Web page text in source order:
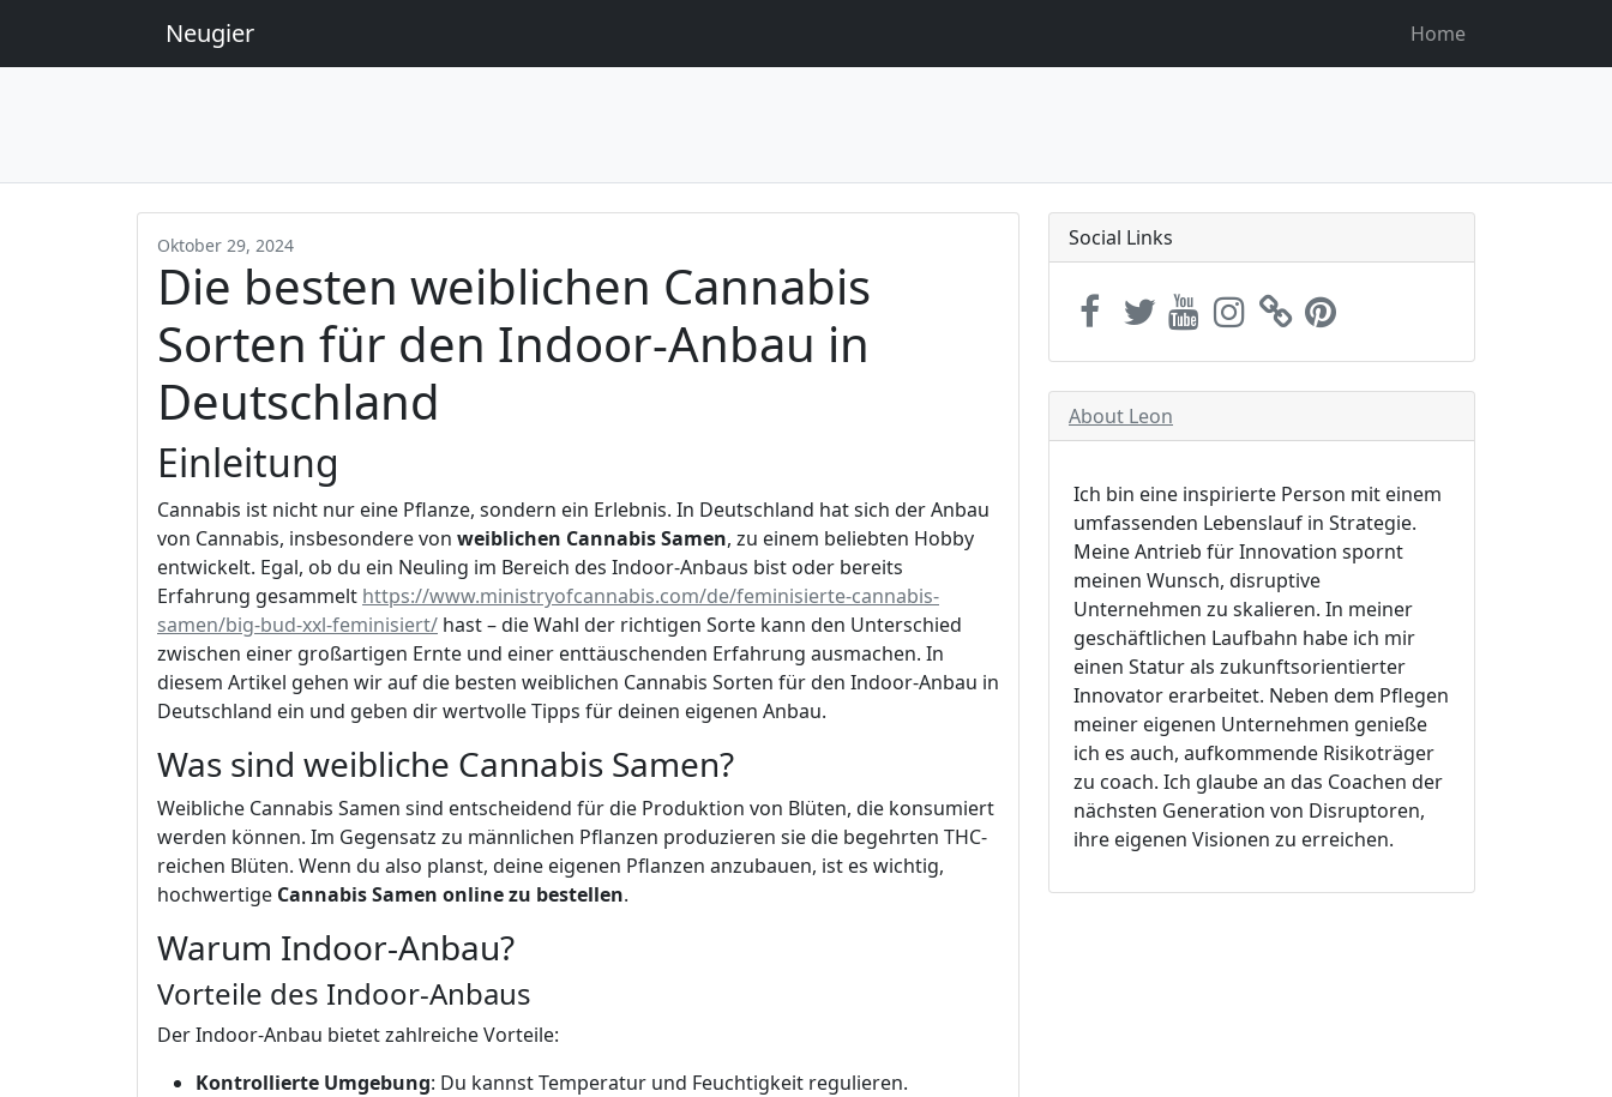
Neugier Home
Oktober 29, 2024
Die besten weiblichen Cannabis
Sorten für den Indoor-Anbau in
Deutschland
Einleitung
Cannabis ist nicht nur eine Pflanze, sondern ein Erlebnis. In Deutschland hat sich der Anbau
von Cannabis, insbesondere von weiblichen Cannabis Samen, zu einem beliebten Hobby
entwickelt. Egal, ob du ein Neuling im Bereich des Indoor-Anbaus bist oder bereits
Erfahrung gesammelt https://www.ministryofcannabis.com/de/feminisierte-cannabis-
samen/big-bud-xxl-feminisiert/ hast – die Wahl der richtigen Sorte kann den Unterschied
zwischen einer großartigen Ernte und einer enttäuschenden Erfahrung ausmachen. In
diesem Artikel gehen wir auf die besten weiblichen Cannabis Sorten für den Indoor-Anbau in
Deutschland ein und geben dir wertvolle Tipps für deinen eigenen Anbau.
Was sind weibliche Cannabis Samen?
Weibliche Cannabis Samen sind entscheidend für die Produktion von Blüten, die konsumiert
werden können. Im Gegensatz zu männlichen Pflanzen produzieren sie die begehrten THC-
reichen Blüten. Wenn du also planst, deine eigenen Pflanzen anzubauen, ist es wichtig,
hochwertige Cannabis Samen online zu bestellen.
Warum Indoor-Anbau?
Vorteile des Indoor-Anbaus
Der Indoor-Anbau bietet zahlreiche Vorteile:
Kontrollierte Umgebung: Du kannst Temperatur und Feuchtigkeit regulieren.
Social Links
About Leon
Ich bin eine inspirierte Person mit einem
umfassenden Lebenslauf in Strategie.
Meine Antrieb für Innovation spornt
meinen Wunsch, disruptive
Unternehmen zu skalieren. In meiner
geschäftlichen Laufbahn habe ich mir
einen Statur als zukunftsorientierter
Innovator erarbeitet. Neben dem Pflegen
meiner eigenen Unternehmen genieße
ich es auch, aufkommende Risikoträger
zu coach. Ich glaube an das Coachen der
nächsten Generation von Disruptoren,
ihre eigenen Visionen zu erreichen.